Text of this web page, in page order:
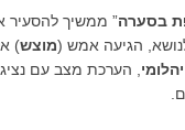
בסערה” ממשיך להסעיר
הגיעה אמש (מוצש)
, הערכת מצב עם